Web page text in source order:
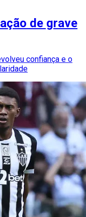
de grave
confiança e o